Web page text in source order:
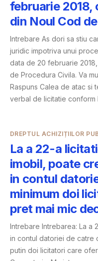
februarie
din Noul Cod
Intrebare As dori sa stiu
juridic impotriva unui
data de 20 februarie
de Procedura Civila. Va
Raspuns Calea de atac si
verbal de licitatie
DREPTUL ACHIZIȚIILOR
La a 22-a
imobil, poate
in contul
minimum doi
pret mai mic
Intrebare Intrebarea: La a
in contul datoriei de catre
putin doi licitatori care